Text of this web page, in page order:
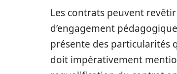
Les contrats peuvent
d’engagement
présente des particularités
doit impérativement